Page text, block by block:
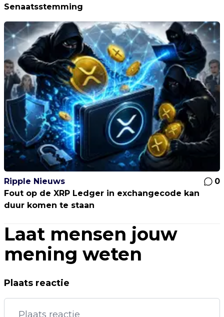
Senaatsstemming
Ripple Nieuws
0
Fout op de XRP Ledger in exchangecode kan
duur komen te staan
Laat mensen jouw
mening weten
Plaats reactie